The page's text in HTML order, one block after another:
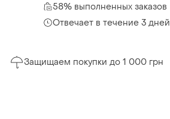
58% выполненных заказов
Отвечает в течение 3 дней
Защищаем покупки до 1 000 грн